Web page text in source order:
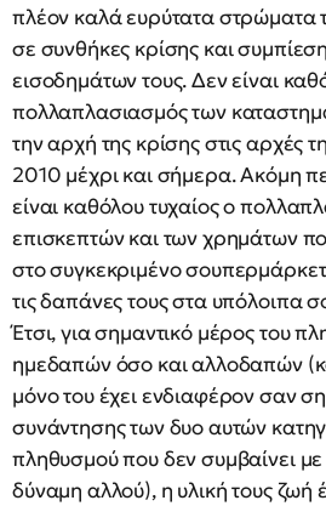
πλέον καλά ευρύτατα στρώματα
σε συνθήκες κρίσης και
εισοδημάτων τους. Δεν είναι
πολλαπλασιασμός των
την αρχή της κρίσης στις αρχές
2010 μέχρι και σήμερα. Ακόμη
είναι καθόλου τυχαίος ο
επισκεπτών και των χρημάτων
στο συγκεκριμένο
τις δαπάνες τους στα υπόλοιπα
Έτσι, για σημαντικό μέρος του
ημεδαπών όσο και αλλοδαπών
μόνο του έχει ενδιαφέρον σαν
συνάντησης των δυο αυτών
πληθυσμού που δεν συμβαίνει με
δύναμη αλλού), η υλική τους ζωή